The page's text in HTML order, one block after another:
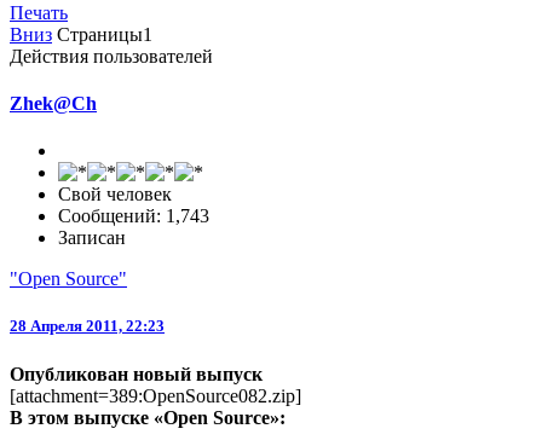
Печать
Вниз Страницы1
Действия пользователей
Zhek@Ch
Свой человек
Сообщений: 1,743
Записан
"Open Source"
28 Апреля 2011, 22:23
Опубликован новый выпуск
[attachment=389:OpenSource082.zip]
В этом выпуске «Open Source»: